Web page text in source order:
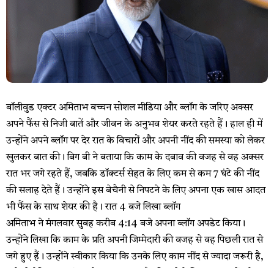
बॉलीवुड एक्टर अमिताभ बच्चन सोशल मीडिया और ब्लॉग के जरिए अक्सर
अपने फैंस से निजी बातें और जीवन के अनुभव शेयर करते रहते हैं। हाल ही में
उन्होंने अपने ब्लॉग पर देर रात के विचारों और अपनी नींद की समस्या को लेकर
खुलकर बात की। बिग बी ने बताया कि काम के दबाव की वजह से वह अक्सर
रात भर जगे रहते हैं, जबकि डॉक्टर्स सेहत के लिए कम से कम 7 घंटे की नींद
की सलाह देते हैं। उन्होंने इस बेचैनी से निपटने के लिए अपना एक खास आदत
भी फैंस के साथ शेयर की है। रात 4 बजे लिखा ब्लॉग
अमिताभ ने मंगलवार सुबह करीब 4:14 बजे अपना ब्लॉग अपडेट किया।
उन्होंने लिखा कि काम के प्रति अपनी जिम्मेदारी की वजह से वह पिछली रात से
जगे हुए हैं। उन्होंने स्वीकार किया कि उनके लिए काम नींद से ज्यादा जरूरी है,